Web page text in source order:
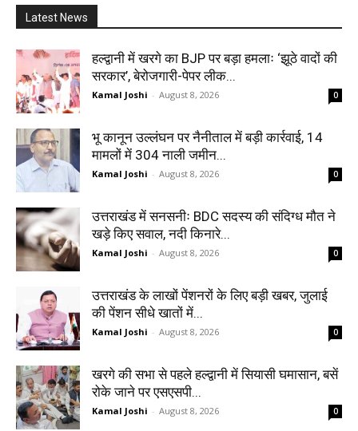
Latest News
हल्द्वानी में खरगे का BJP पर बड़ा हमलाः ‘झूठे वादों की
सरकार’, बेरोजगारी-पेपर लीक...
Kamal Joshi - August 8, 2026 0
भू कानून उल्लंघन पर नैनीताल में बड़ी कार्रवाई, 14
मामलों में 304 नाली जमीन...
Kamal Joshi - August 8, 2026 0
उत्तराखंड में सनसनीः BDC सदस्य की संदिग्ध मौत ने
खड़े किए सवाल, नदी किनारे...
Kamal Joshi - August 8, 2026 0
उत्तराखंड के लाखों पेंशनरों के लिए बड़ी खबर, जुलाई
की पेंशन सीधे खातों में...
Kamal Joshi - August 8, 2026 0
खरगे की सभा से पहले हल्द्वानी में सियासी घमासान, बसें
रोके जाने पर एसएसपी...
Kamal Joshi - August 8, 2026 0